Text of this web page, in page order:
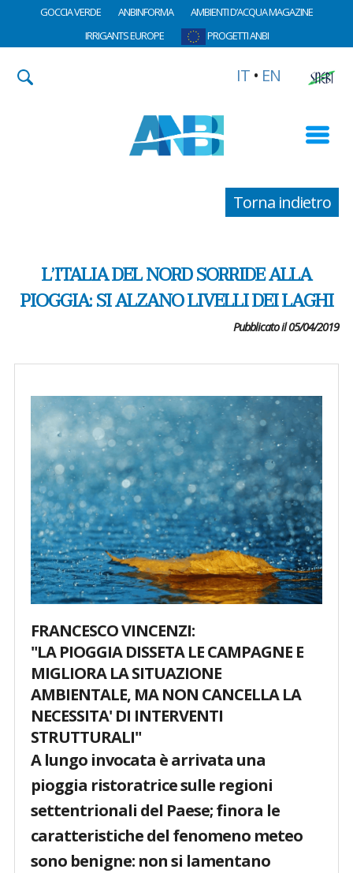
GOCCIA VERDE ANBINFORMA
AMBIENTI D’ACQUA MAGAZINE
IRRIGANTS EUROPE
PROGETTI ANBI
IT • EN
Torna indietro
L’ITALIA DEL NORD SORRIDE ALLA
PIOGGIA: SI ALZANO LIVELLI DEI LAGHI
Pubblicato il 05/04/2019
FRANCESCO VINCENZI:
"LA PIOGGIA DISSETA LE CAMPAGNE E
MIGLIORA LA SITUAZIONE
AMBIENTALE, MA NON CANCELLA LA
NECESSITA' DI INTERVENTI
STRUTTURALI"
A lungo invocata è arrivata una
pioggia ristoratrice sulle regioni
settentrionali del Paese; finora le
caratteristiche del fenomeno meteo
sono benigne: non si lamentano